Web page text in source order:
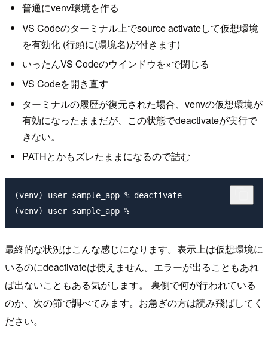
普通にvenv環境を作る
VS Codeのターミナル上でsource activateして仮想環境
を有効化 (行頭に(環境名)が付きます)
いったんVS Codeのウインドウを×で閉じる
VS Codeを開き直す
ターミナルの履歴が復元された場合、venvの仮想環境が
有効になったままだが、この状態でdeactivateが実行で
きない。
PATHとかもズレたままになるので詰む
(venv) user sample_app % deactivate
最終的な状況はこんな感じになります。表示上は仮想環境に
いるのにdeactivateは使えません。エラーが出ることもあれ
ば出ないこともある気がします。 裏側で何が行われている
のか、次の節で調べてみます。お急ぎの方は読み飛ばしてく
ださい。